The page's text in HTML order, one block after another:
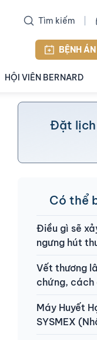
Tìm kiếm
BỆNH
HỘI VIÊN BERNARD
Đặt lịch
Có thể
Điều gì sẽ
ngưng hút
Vết thương
chứng,
Máy Huyết
SYSMEX